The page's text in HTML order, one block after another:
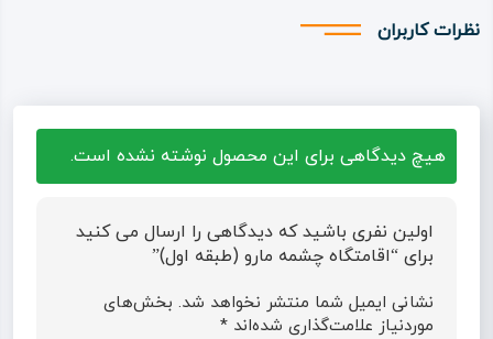
نظرات کاربران
هیچ دیدگاهی برای این محصول نوشته نشده است.
اولین نفری باشید که دیدگاهی را ارسال می کنید
برای “اقامتگاه چشمه مارو (طبقه اول)”
نشانی ایمیل شما منتشر نخواهد شد. بخش‌های
موردنیاز علامت‌گذاری شده‌اند *